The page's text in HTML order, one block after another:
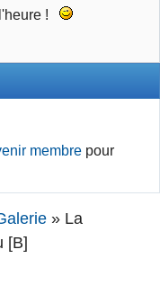
!
membre pour
» La
[B]